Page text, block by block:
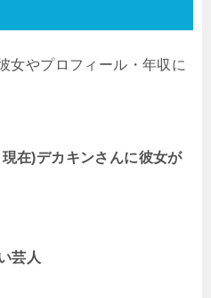
女やプロフィール・年収に
在)デカキンさんに彼女が
芸人